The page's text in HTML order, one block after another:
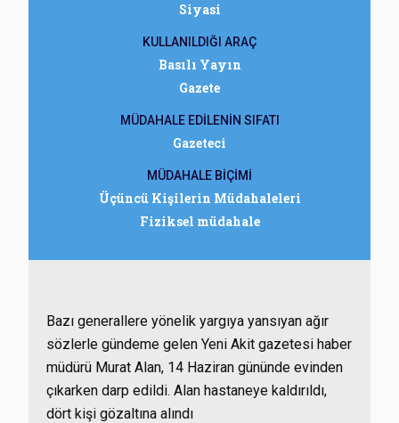
Siyasi
KULLANILDIĞI ARAÇ
Basılı Yayın
Gazete
MÜDAHALE EDİLENİN SIFATI
Gazeteci
MÜDAHALE BİÇİMİ
Üçüncü Kişilerin Müdahaleleri
Fiziksel müdahale
Bazı generallere yönelik yargıya yansıyan ağır
sözlerle gündeme gelen Yeni Akit gazetesi haber
müdürü Murat Alan, 14 Haziran gününde evinden
çıkarken darp edildi. Alan hastaneye kaldırıldı,
dört kişi gözaltına alındı